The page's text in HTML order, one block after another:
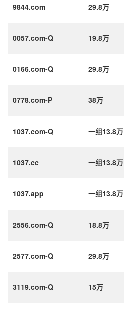
9844.com 29.8万
0057.com-Q 19.8万
0166.com-Q 29.8万
0778.com-P 38万
1037.com-Q 一组13.8万
1037.cc 一组13.8万
1037.app 一组13.8万
2556.com-Q 18.8万
2577.com-Q 29.8万
3119.com-Q 15万